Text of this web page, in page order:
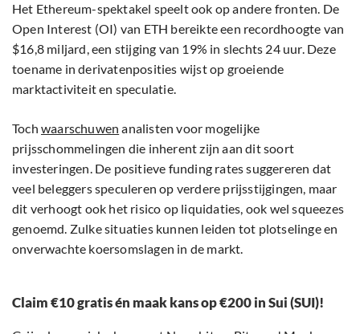
Het Ethereum-spektakel speelt ook op andere fronten. De
Open Interest (OI) van ETH bereikte een recordhoogte van
$16,8 miljard, een stijging van 19% in slechts 24 uur. Deze
toename in derivatenposities wijst op groeiende
marktactiviteit en speculatie.
Toch waarschuwen analisten voor mogelijke
prijsschommelingen die inherent zijn aan dit soort
investeringen. De positieve funding rates suggereren dat
veel beleggers speculeren op verdere prijsstijgingen, maar
dit verhoogt ook het risico op liquidaties, ook wel squeezes
genoemd. Zulke situaties kunnen leiden tot plotselinge en
onverwachte koersomslagen in de markt.
Claim €10 gratis én maak kans op €200 in Sui (SUI)!